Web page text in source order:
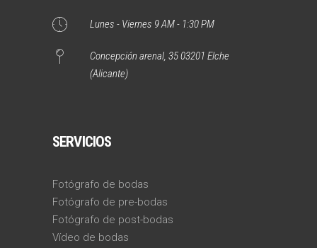
Lunes - Viernes 9 AM - 1:30 PM
Concepción arenal, 35 03201 Elche
(Alicante)
SERVICIOS
Fotógrafo de bodas
Fotógrafo de pre-bodas
Fotógrafo de post-bodas
Vídeo de bodas